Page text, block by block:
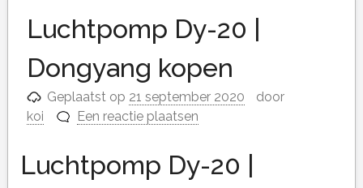
Luchtpomp Dy-20 |
Dongyang kopen
Geplaatst op 21 september 2020
door
koi
Een reactie plaatsen
Luchtpomp Dy-20 |